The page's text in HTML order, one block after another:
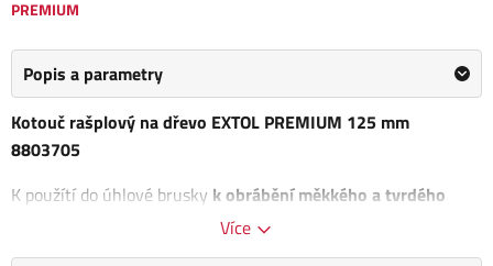
PREMIUM
Popis a parametry
Kotouč rašplový na dřevo EXTOL PREMIUM 125 mm
8803705
K použítí do úhlové brusky k obrábění měkkého a tvrdého
dřeva, sádrokartonu, lamina, plastů, pryže, měkkých
Více